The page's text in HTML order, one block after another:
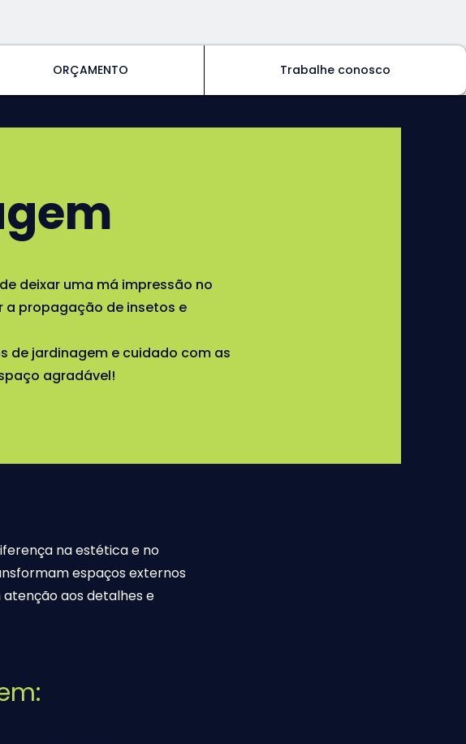
ORÇAMENTO Trabalhe conosco
deixar uma má impressão no
propagação de insetos e
de jardinagem e cuidado com as
agradável!
na estética e no
espaços externos
aos detalhes e